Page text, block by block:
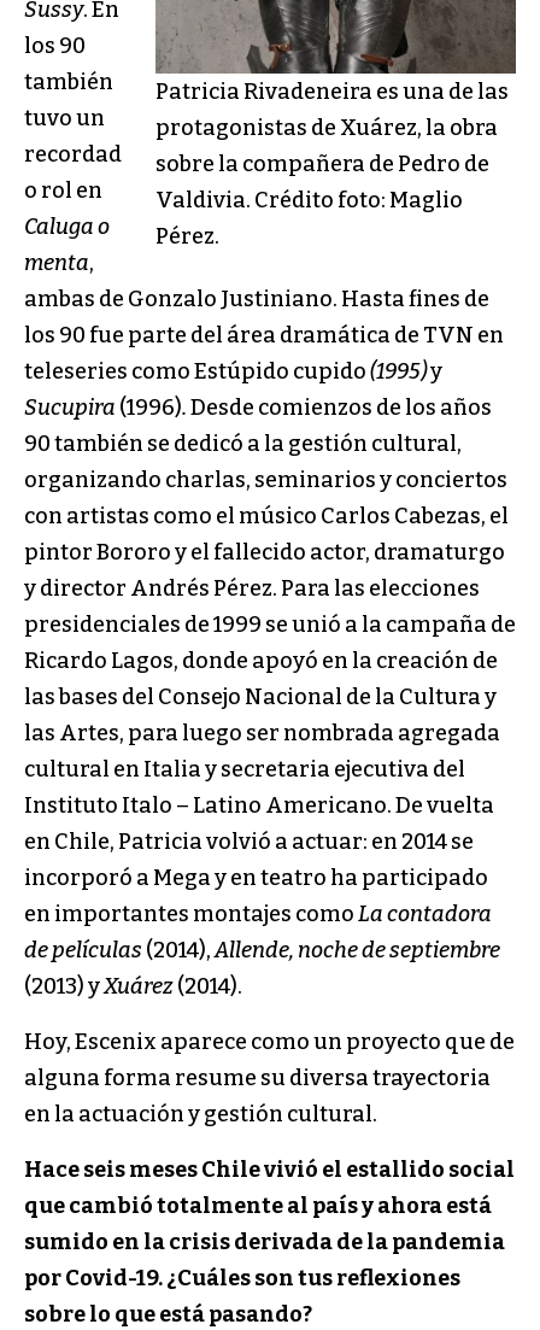
Patricia Rivadeneira es una de las
protagonistas de Xuárez, la obra
sobre la compañera de Pedro de
Valdivia. Crédito foto: Maglio
Pérez.
Sussy. En
los 90
también
tuvo un
recordad
o rol en
Caluga o
menta,
ambas de Gonzalo Justiniano. Hasta fines de
los 90 fue parte del área dramática de TVN en
teleseries como Estúpido cupido(1995)y
Sucupira (1996).Desde comienzos de los años
90 también se dedicó a la gestión cultural,
organizando charlas, seminarios y conciertos
con artistas como el músico Carlos Cabezas, el
pintor Bororo y el fallecido actor, dramaturgo
y director Andrés Pérez. Para las elecciones
presidenciales de 1999 se unió a la campaña de
Ricardo Lagos, donde apoyó en la creación de
las bases del Consejo Nacional de la Cultura y
las Artes, para luego ser nombrada agregada
cultural en Italia y secretaria ejecutiva del
Instituto Italo – Latino Americano. De vuelta
en Chile, Patricia volvió a actuar: en 2014 se
incorporó a Mega y en teatro ha participado
en importantes montajes comoLa contadora
de películas (2014),Allende, noche de septiembre
(2013) yXuárez(2014).
Hoy, Escenix aparece como un proyecto que de
alguna forma resume su diversa trayectoria
en la actuación y gestión cultural.
Hace seis meses Chile vivió el estallido social
que cambió totalmente al país y ahora está
sumido en la crisis derivada de la pandemia
por Covid-19. ¿Cuáles son tus reflexiones
sobre lo que está pasando?